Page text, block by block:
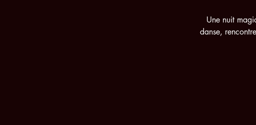
Une nuit
danse,